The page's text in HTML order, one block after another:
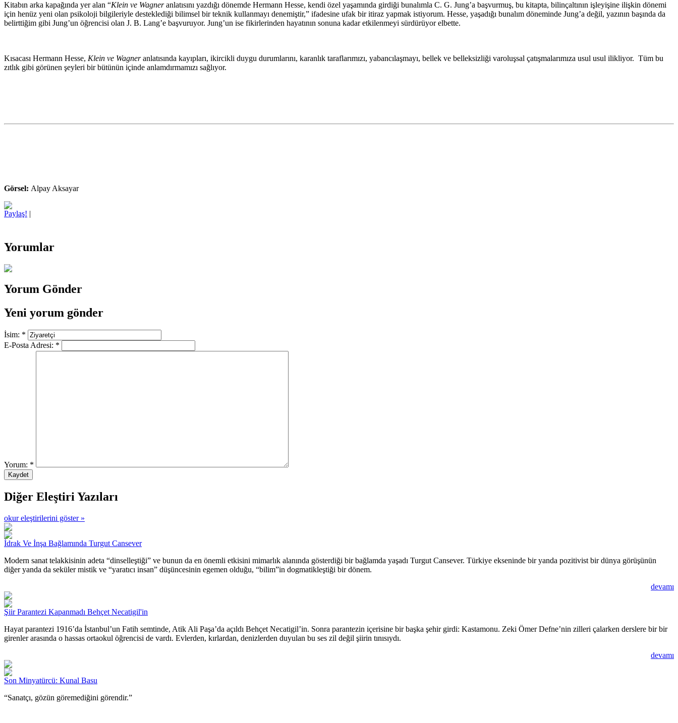
Kitabın arka kapağında yer alan “Klein ve Wagneranlatısını yazdığı dönemde Hermann Hesse, kendi özel yaşamında girdiği bunalımla C. G. Jung’a başvurmuş, bu kitapta, bilinçaltının işleyişine ilişkin dönemi
için henüz yeni olan psikoloji bilgileriyle desteklediği bilimsel bir teknik kullanmayı denemiştir,” ifadesine ufak bir itiraz yapmak istiyorum. Hesse, yaşadığı bunalım döneminde Jung’a değil, yazının başında da
belirttiğim gibi Jung’un öğrencisi olan J. B. Lang’e başvuruyor. Jung’un ise fikirlerinden hayatının sonuna kadar etkilenmeyi sürdürüyor elbette.
Kısacası Hermann Hesse, Klein ve Wagneranlatısında kayıpları, ikircikli duygu durumlarını, karanlık taraflarımızı, yabancılaşmayı, bellek ve belleksizliği varoluşsal çatışmalarımıza usul usul ilikliyor. Tüm bu
zıtlık gibi görünen şeyleri bir bütünün içinde anlamdırmamızı sağlıyor.
Görsel: Alpay Aksayar
Paylaş! |
Yorumlar
Yorum Gönder
Yeni yorum gönder
İsim: *
E-Posta Adresi: *
Yorum: *
Diğer Eleştiri Yazıları
okur eleştirilerini göster »
İdrak Ve İnşa Bağlamında Turgut Cansever
Modern sanat telakkisinin adeta “dinselleştiği” ve bunun da en önemli etkisini mimarlık alanında gösterdiği bir bağlamda yaşadı Turgut Cansever. Türkiye ekseninde bir yanda pozitivist bir dünya görüşünün
diğer yanda da seküler mistik ve “yaratıcı insan” düşüncesinin egemen olduğu, “bilim”in dogmatikleştiği bir dönem.
devamı
Şiir Parantezi Kapanmadı Behçet Necatigil'in
Hayat parantezi 1916’da İstanbul’un Fatih semtinde, Atik Ali Paşa’da açıldı Behçet Necatigil’in. Sonra parantezin içerisine bir başka şehir girdi: Kastamonu. Zeki Ömer Defne’nin zilleri çalarken derslere bir bir
girenler arasında o hassas ortaokul öğrencisi de vardı. Evlerden, kırlardan, denizlerden duyulan bu ses zil değil şiirin tınısıydı.
devamı
Son Minyatürcü: Kunal Basu
“Sanatçı, gözün göremediğini görendir.”